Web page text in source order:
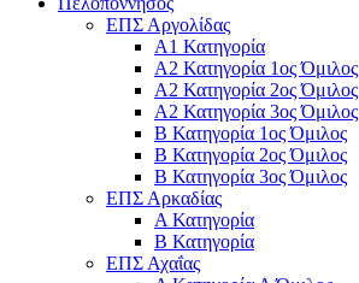
ΕΠΣ Αργολίδας
Α1 Κατηγορία
Α2 Κατηγορία 1ος Όμιλος
Α2 Κατηγορία 2ος Όμιλος
Α2 Κατηγορία 3ος Όμιλος
Β Κατηγορία 1ος Όμιλος
Β Κατηγορία 2ος Όμιλος
Β Κατηγορία 3ος Όμιλος
ΕΠΣ Αρκαδίας
Α Κατηγορία
Β Κατηγορία
ΕΠΣ Αχαΐας